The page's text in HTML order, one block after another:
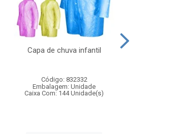
Capa de chuva infantil
Código: 832332
Embalagem: Unidade
Caixa Com: 144 Unidade(s)